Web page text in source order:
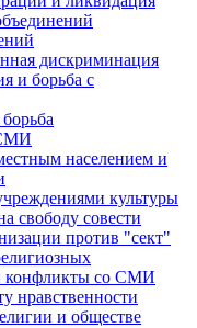
дискриминация
и борьба с
населением и
культуры
свободу совести
против "сект"
конфликты со СМИ
нравственности
и обществе